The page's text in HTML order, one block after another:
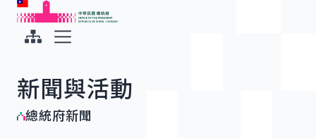
跳到主要內容
中華民國總統府
新聞與活動
總統府新聞